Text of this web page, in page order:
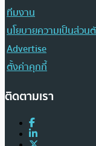
ทีมงาน
นโยบายความเป็นส่วน
Advertise
ตั้งค่าคุกกี้
ติดตามเรา